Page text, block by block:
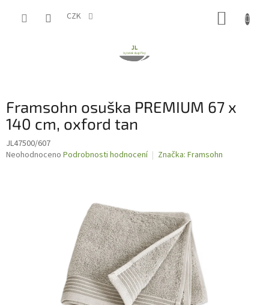
CZK
Framsohn osuška PREMIUM 67 x
140 cm, oxford tan
JL47500/607
Průměrné
Neohodnoceno Podrobnosti hodnocení Značka: Framsohn